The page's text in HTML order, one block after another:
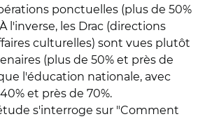
ponctuelles (plus de 50%
l'inverse, les Drac (directions
culturelles) sont vues plutôt
(plus de 50% et près de
l'éducation nationale, avec
et près de 70%.
s'interroge sur "Comment